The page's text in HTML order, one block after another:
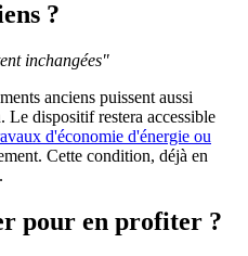
?
inchangées"
anciens puissent aussi
Le dispositif restera accessible
d'économie d'énergie ou
Cette condition, déjà en
pour en profiter ?